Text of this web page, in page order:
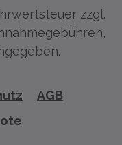
zzgl.
AGB